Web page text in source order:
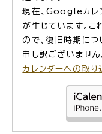
現在、Googleカレ
が生じています。
ので、復旧時期につ
申し訳ございません
カレンダーへの取